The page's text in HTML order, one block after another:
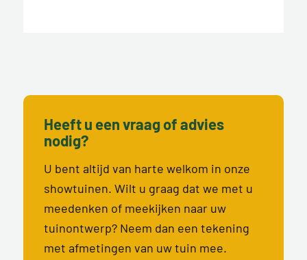
Heeft u een vraag of advies
nodig?
U bent altijd van harte welkom in onze
showtuinen. Wilt u graag dat we met u
meedenken of meekijken naar uw
tuinontwerp? Neem dan een tekening
met afmetingen van uw tuin mee.